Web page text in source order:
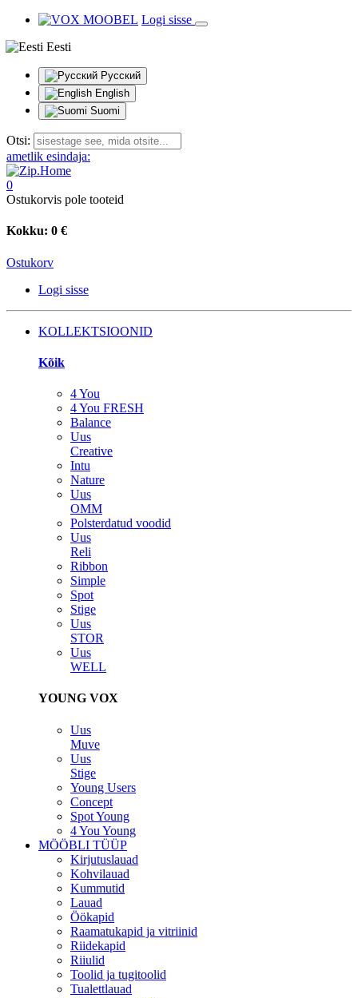
Logi sisse
Eesti
Русский
English
Suomi
Otsi:
ametlik esindaja:
0
Ostukorvis pole tooteid
Kokku: 0 €
Ostukorv
Logi sisse
KOLLEKTSIOONID
Kõik
4 You
4 You FRESH
Balance
Uus
Creative
Intu
Nature
Uus
OMM
Polsterdatud voodid
Uus
Reli
Ribbon
Simple
Spot
Stige
Uus
STOR
Uus
WELL
YOUNG VOX
Uus
Muve
Uus
Stige
Young Users
Concept
Spot Young
4 You Young
MÖÖBLI TÜÜP
Kirjutuslauad
Kohvilauad
Kummutid
Lauad
Öökapid
Raamatukapid ja vitriinid
Riidekapid
Riiulid
Toolid ja tugitoolid
Tualettlauad